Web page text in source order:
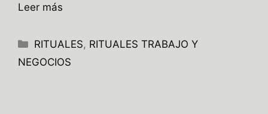
Leer más
Categorías
RITUALES, RITUALES TRABAJO Y
NEGOCIOS